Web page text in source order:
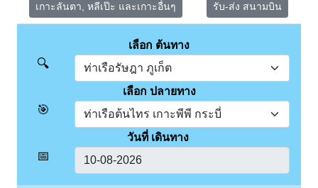
เกาะลันตา, หลีเป๊ะ และเกาะอื่นๆ รับ-ส่ง สนามบิน
เลือก ต้นทาง
🔍
เลือก ปลายทาง
🎯
วันที่ เดินทาง
📅